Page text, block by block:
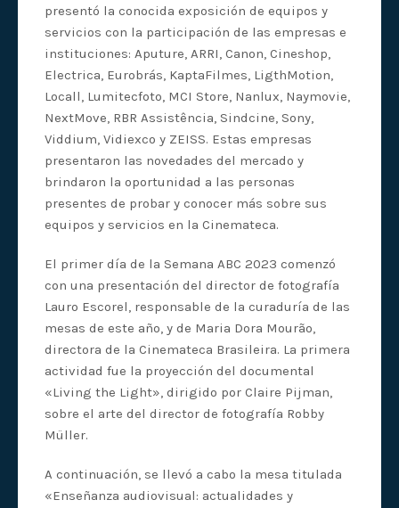
presentó la conocida exposición de equipos y
servicios con la participación de las empresas e
instituciones: Aputure, ARRI, Canon, Cineshop,
Electrica, Eurobrás, KaptaFilmes, LigthMotion,
Locall, Lumitecfoto, MCI Store, Nanlux, Naymovie,
NextMove, RBR Assistência, Sindcine, Sony,
Viddium, Vidiexco y ZEISS. Estas empresas
presentaron las novedades del mercado y
brindaron la oportunidad a las personas
presentes de probar y conocer más sobre sus
equipos y servicios en la Cinemateca.
El primer día de la Semana ABC 2023 comenzó
con una presentación del director de fotografía
Lauro Escorel, responsable de la curaduría de las
mesas de este año, y de Maria Dora Mourão,
directora de la Cinemateca Brasileira. La primera
actividad fue la proyección del documental
«Living the Light», dirigido por Claire Pijman,
sobre el arte del director de fotografía Robby
Müller.
A continuación, se llevó a cabo la mesa titulada
«Enseñanza audiovisual: actualidades y